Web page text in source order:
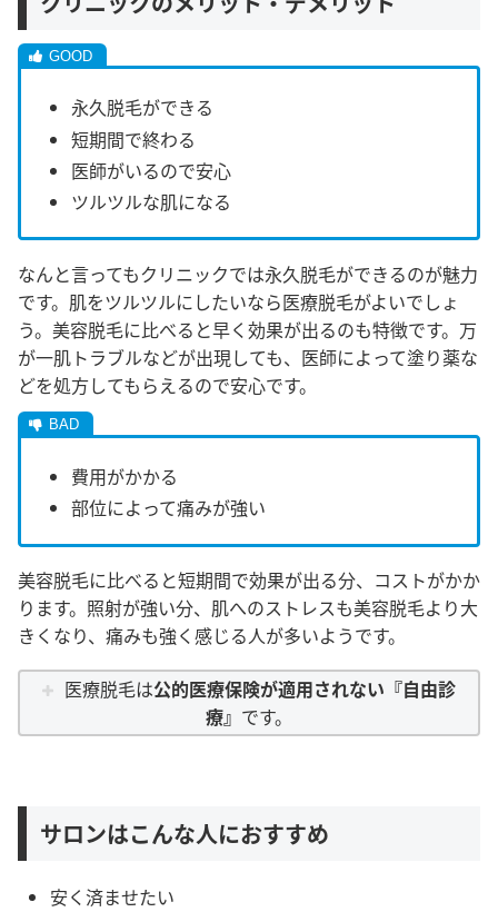
永久脱毛ができる
短期間で終わる
医師がいるので安心
ツルツルな肌になる
なんと言ってもクリニックでは永久脱毛ができるのが魅力
です。肌をツルツルにしたいなら医療脱毛がよいでしょ
う。美容脱毛に比べると早く効果が出るのも特徴です。万
が一肌トラブルなどが出現しても、医師によって塗り薬な
どを処方してもらえるので安心です。
費用がかかる
部位によって痛みが強い
美容脱毛に比べると短期間で効果が出る分、コストがかか
ります。照射が強い分、肌へのストレスも美容脱毛より大
きくなり、痛みも強く感じる人が多いようです。
医療脱毛は公的医療保険が適用されない『自由診
療』 です。
サロンはこんな人におすすめ
安く済ませたい